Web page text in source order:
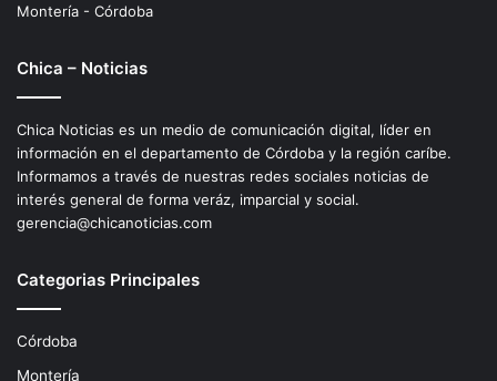
Montería - Córdoba
Chica – Noticias
Chica Noticias es un medio de comunicación digital, líder en
información en el departamento de Córdoba y la región caríbe.
Informamos a través de nuestras redes sociales noticias de
interés general de forma veráz, imparcial y social.
gerencia@chicanoticias.com
Categorias Principales
Córdoba
Montería